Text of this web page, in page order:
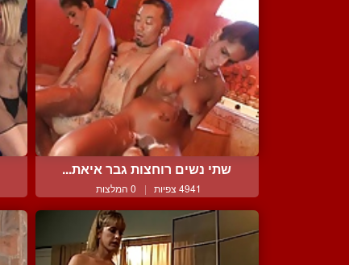
שתי נשים רוחצות גבר איאת...
4941 צפיות | 0 המלצות